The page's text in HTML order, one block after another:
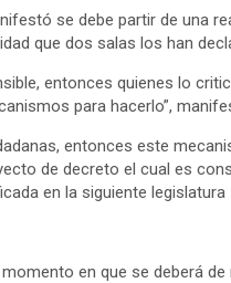
se debe partir de una
que dos salas los han
entonces quienes lo
para hacerlo”,
entonces este
de decreto el cual es
en la siguiente legislatura
en que se deberá